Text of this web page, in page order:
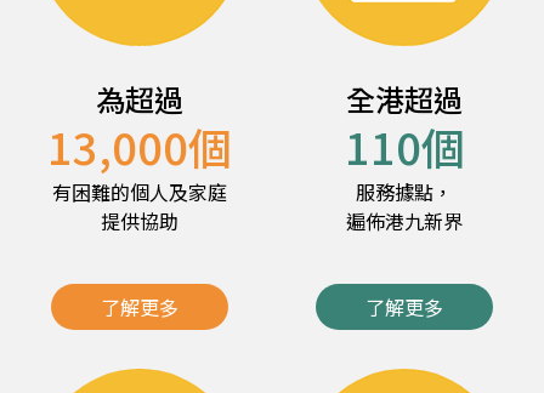
為超過
13,000個
有困難的個人及家庭
提供協助
了解更多
全港超過
110個
服務據點，
遍佈港九新界
了解更多